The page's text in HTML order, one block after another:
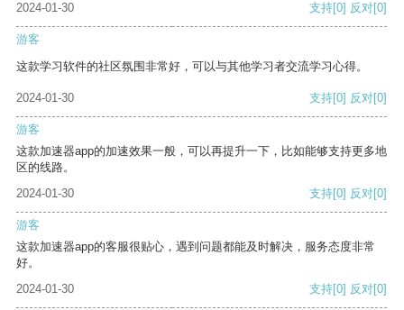
2024-01-30 支持[0] 反对[0]
游客
这款学习软件的社区氛围非常好，可以与其他学习者交流学习心得。
2024-01-30 支持[0] 反对[0]
游客
这款加速器app的加速效果一般，可以再提升一下，比如能够支持更多地
区的线路。
2024-01-30
支持[0] 反对[0]
游客
这款加速器app的客服很贴心，遇到问题都能及时解决，服务态度非常
好。
2024-01-30
支持[0] 反对[0]